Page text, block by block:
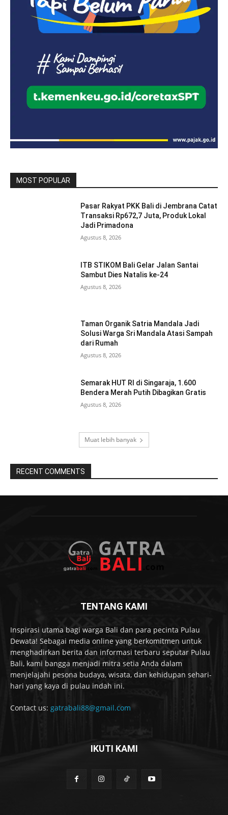
MOST POPULAR
Pasar Rakyat PKK Bali di Jembrana Catat
Transaksi Rp672,7 Juta, Produk Lokal
Jadi Primadona
Agustus 8, 2026
ITB STIKOM Bali Gelar Jalan Santai
Sambut Dies Natalis ke-24
Agustus 8, 2026
Taman Organik Satria Mandala Jadi
Solusi Warga Sri Mandala Atasi Sampah
dari Rumah
Agustus 8, 2026
Semarak HUT RI di Singaraja, 1.600
Bendera Merah Putih Dibagikan Gratis
Agustus 8, 2026
Muat lebih banyak
RECENT COMMENTS
TENTANG KAMI
Inspirasi utama bagi warga Bali dan para pecinta Pulau
Dewata! Sebagai media online yang berkomitmen untuk
menghadirkan berita dan informasi terbaru seputar Pulau
Bali, kami bangga menjadi mitra setia Anda dalam
menjelajahi pesona budaya, wisata, dan kehidupan sehari-
hari yang kaya di pulau indah ini.
Contact us: gatrabali88@gmail.com
IKUTI KAMI